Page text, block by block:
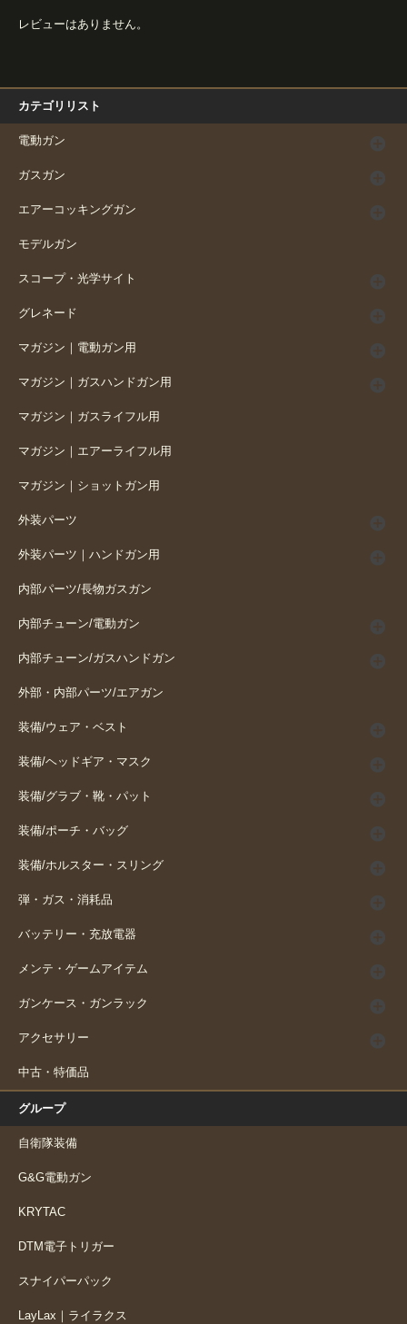
レビューはありません。
カテゴリリスト
電動ガン
ガスガン
エアーコッキングガン
モデルガン
スコープ・光学サイト
グレネード
マガジン｜電動ガン用
マガジン｜ガスハンドガン用
マガジン｜ガスライフル用
マガジン｜エアーライフル用
マガジン｜ショットガン用
外装パーツ
外装パーツ｜ハンドガン用
内部パーツ/長物ガスガン
内部チューン/電動ガン
内部チューン/ガスハンドガン
外部・内部パーツ/エアガン
装備/ウェア・ベスト
装備/ヘッドギア・マスク
装備/グラブ・靴・パット
装備/ポーチ・バッグ
装備/ホルスター・スリング
弾・ガス・消耗品
バッテリー・充放電器
メンテ・ゲームアイテム
ガンケース・ガンラック
アクセサリー
中古・特価品
グループ
自衛隊装備
G&G電動ガン
KRYTAC
DTM電子トリガー
スナイパーパック
LayLax｜ライラクス